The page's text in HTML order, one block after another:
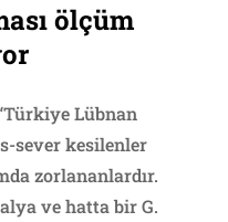
ölçüm
Lübnan
sever kesilenler
zorlananlardır.
ve hatta bir G.